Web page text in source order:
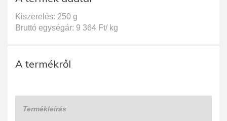
Kiszerelés: 250 g
Bruttó egységár: 9 364 Ft/ kg
A termékről
Termékleírás